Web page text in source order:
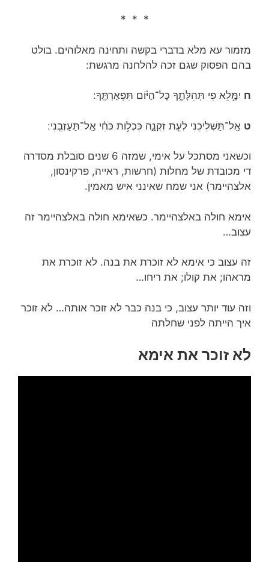
* * *
מזמור עא מלא בדברי בקשה ותחינה מאלוהים. בולט
בהם הפסוק שגם זכה להלחנה מרגשת:
ח יִמָּ֣לֵא פִי תְּהִלָּתֶ֑ךָ כָּל־הַיּ֗וֹם תִּפְאַרְתֶּֽךָ ׃
ט אַֽל־תַּשְׁלִיכֵנִי לְעֵ֣ת זִקְנָ֑ה כִּכְל֥וֹת כֹּחִ֗י אַֽל־תַּעַזְבֵֽנִי ׃
וכשאני מסתכל על אימי, שמזה 6 שנים סובלת מסדרה
די מכובדת של מחלות (חרשות, ראייה, פרקינסון,
אלצהיימר) אני שמח שאינני איש מאמין.
אימא חולה באלצהיימר. כשאימא חולה באלצהיימר זה
עצוב…
זה עצוב כי אימא לא זוכרת את בנה. לא זוכרת את
מראהו; את קולו; את ריחו…
וזה עוד יותר עצוב, כי בנה כבר לא זוכר אותה… לא זוכר
איך הייתה לפני שחלתה
לא זוכר את אימא